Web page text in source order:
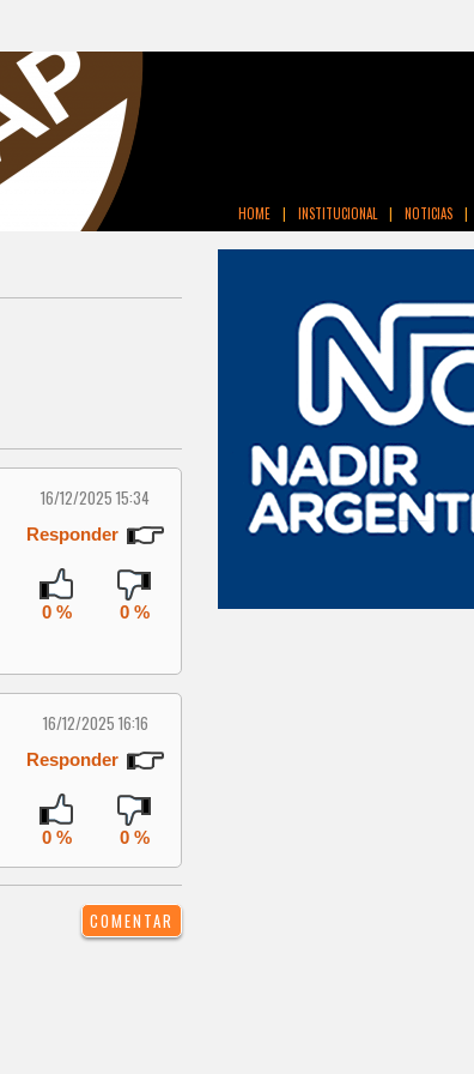
HOME | INSTITUCIONAL | NOTICIAS |
16/12/2025 15:34
Responder
0 % 0 %
16/12/2025 16:16
Responder
0 % 0 %